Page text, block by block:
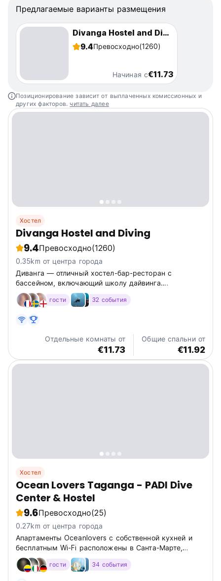
Предлагаемые варианты размещения
Divanga Hostel and Diving
9.4Превосходно(1260)
Начиная с€11.73
Позиционирование зависит от выплаченных комиссионных и
других факторов. читать далее
Хостел
Divanga Hostel and Diving
9.4Превосходно(1260)
0.35km от центра города
Диванга — отличный хостел-бар-ресторан с
бассейном, включающий школу дайвинга.
Забронируйте курс с нашими преподавателями на
английском, испанском или французском языке на
гости 32 события
Отдельные комнаты от
€11.73
Общие спальни от
€11.92
Хостел
Ocean Lovers Taganga - PADI Dive
Center & Hostel
9.6Превосходно(25)
0.27km от центра города
Апартаменты Oceanlovers с собственной кухней и
бесплатным Wi-Fi расположены в Санта-Марте,
Колумбия, в 20 метрах от пляжа Таганга. Также
имеются принадлежности для барбекю.
гости 34 события